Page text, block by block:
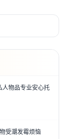
人物品专业安心托
受潮发霉烦恼